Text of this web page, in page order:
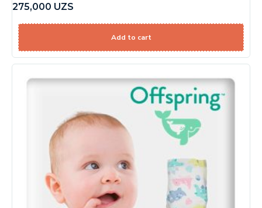
275,000 UZS
Add to cart